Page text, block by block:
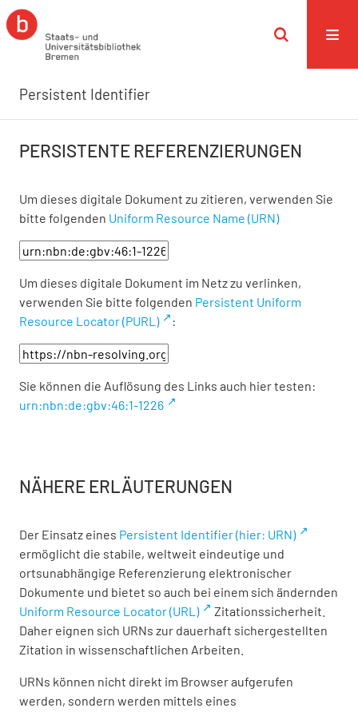
Persistent Identifier
PERSISTENTE REFERENZIERUNGEN
Um dieses digitale Dokument zu zitieren, verwenden Sie
bitte folgenden Uniform Resource Name (URN)
Um dieses digitale Dokument im Netz zu verlinken,
verwenden Sie bitte folgenden Persistent Uniform
Resource Locator (PURL)
:
Sie können die Auflösung des Links auch hier testen:
urn:nbn:de:gbv:46:1-1226
NÄHERE ERLÄUTERUNGEN
Der Einsatz eines Persistent Identifier (hier: URN)
ermöglicht die stabile, weltweit eindeutige und
ortsunabhängige Referenzierung elektronischer
Dokumente und bietet so auch bei einem sich ändernden
Uniform Resource Locator (URL)
Zitationssicherheit.
Daher eignen sich URNs zur dauerhaft sichergestellten
Zitation in wissenschaftlichen Arbeiten.
URNs können nicht direkt im Browser aufgerufen
werden, sondern werden mittels eines